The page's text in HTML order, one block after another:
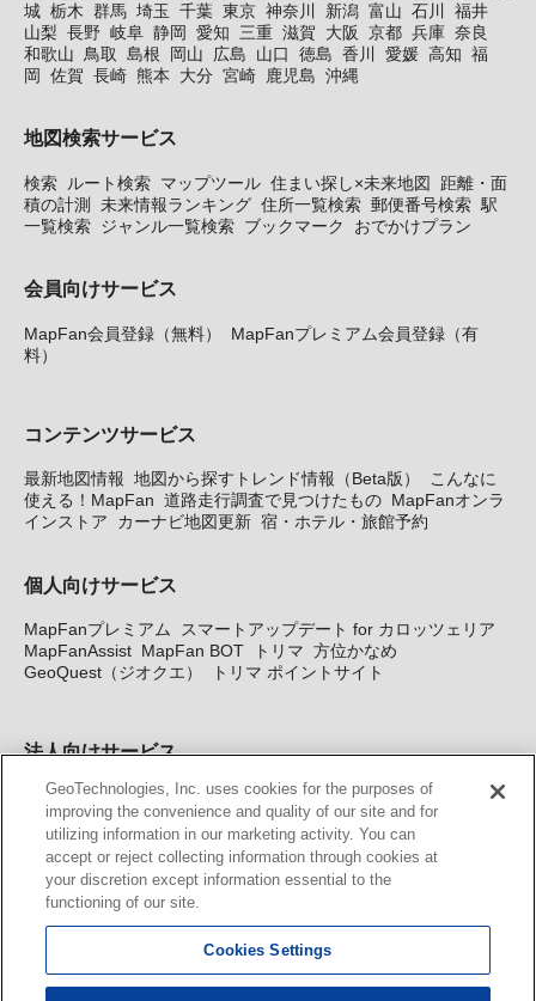
城 栃木 群馬 埼玉 千葉 東京 神奈川 新潟 富山 石川
福井
山梨 長野 岐阜 静岡 愛知 三重 滋賀 大阪 京都 兵庫 奈良
和歌山
鳥取 島根 岡山 広島 山口 徳島 香川 愛媛 高知 福
岡
佐賀 長崎 熊本 大分 宮崎 鹿児島 沖縄
地図検索サービス
検索 ルート検索 マップツール 住まい探し×未来地図
距離・面
積の計測
未来情報ランキング 住所一覧検索 郵便番号検索 駅
一覧検索 ジャンル一覧検索 ブックマーク おでかけプラン
会員向けサービス
MapFan会員登録（無料）
MapFanプレミアム会員登録（有
料）
コンテンツサービス
最新地図情報 地図から探すトレンド情報（Beta版）
こんなに
使える！MapFan 道路走行調査で見つけたもの MapFanオンラ
インストア
カーナビ地図更新 宿・ホテル・旅館予約
個人向けサービス
MapFanプレミアム
スマートアップデート for カロッツェリア
MapFanAssist MapFan BOT トリマ 方位かなめ
GeoQuest（ジオクエ）
トリマ ポイントサイト
法人向けサービス
法人向け地図・位置情報サービス WEBサイト・システム向け地
図API Windows PC向け地図開発キット MapFan DB 住所確認
サービス
MAP WORLD+ トリマ広告 Geo-Research
カーナビ地図更新サービス
MapFan スマートメンバーズ
KENWOOD MapFan Club
GeoTechnologies, Inc. uses cookies for the purposes of
improving the convenience and quality of our site and for
utilizing information in our marketing activity. You can
accept or reject collecting information through cookies at
your discretion except information essential to the
functioning of our site.
Cookies Settings